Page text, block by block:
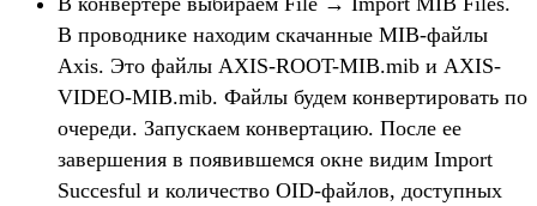
В проводнике находим скачанные MIB-файлы
Axis. Это файлы AXIS-ROOT-MIB.mib и AXIS-
VIDEO-MIB.mib. Файлы будем конвертировать по
очереди. Запускаем конвертацию. После ее
завершения в появившемся окне видим Import
Succesful и количество OID-файлов, доступных